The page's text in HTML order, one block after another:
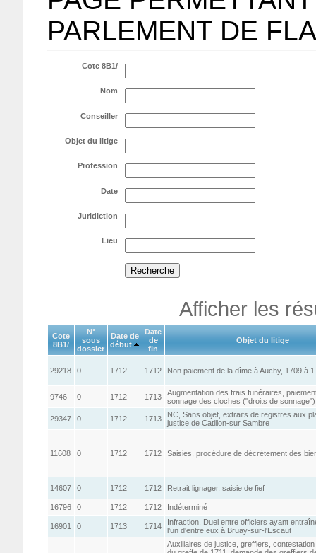
PARLEMENT DE
Cote 8B1/
Nom
Conseiller
Objet du litige
Profession
Date
Juridiction
Lieu
Afficher les
Cote
8B1/
N°
sous
dossier
Date de
début
Date
de
fin
Objet du litige
29218 0 1712 1712 Non paiement de la dîme à Auchy, 1709 à
9746 0 1712 1713
Augmentation des frais funéraires,
sonnage des cloches ("droits de sonnage")
29347 0 1712 1713
NC, Sans objet, extraits de registres aux
justice de Catillon-sur Sambre
11608 0 1712 1712 Saisies, procédure de décrètement des
14607 0 1712 1712 Retrait lignager, saisie de fief
16796 0 1712 1712 Indéterminé
16901 0 1713 1714
Infraction. Duel entre officiers ayant
l'un d'entre eux à Bruay-sur-l'Escaut
Auxiliaires de justice, greffiers,